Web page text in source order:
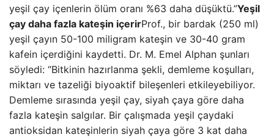
yeşil çay içenlerin ölüm oranı %63 daha düşüktü.”Yeşil
çay daha fazla kateşin içerirProf., bir bardak (250 ml)
yeşil çayın 50-100 miligram kateşin ve 30-40 gram
kafein içerdiğini kaydetti. Dr. M. Emel Alphan şunları
söyledi: “Bitkinin hazırlanma şekli, demleme koşulları,
miktarı ve tazeliği biyoaktif bileşenleri etkileyebiliyor.
Demleme sırasında yeşil çay, siyah çaya göre daha
fazla kateşin salgılar. Bir çalışmada yeşil çaydaki
antioksidan kateşinlerin siyah çaya göre 3 kat daha